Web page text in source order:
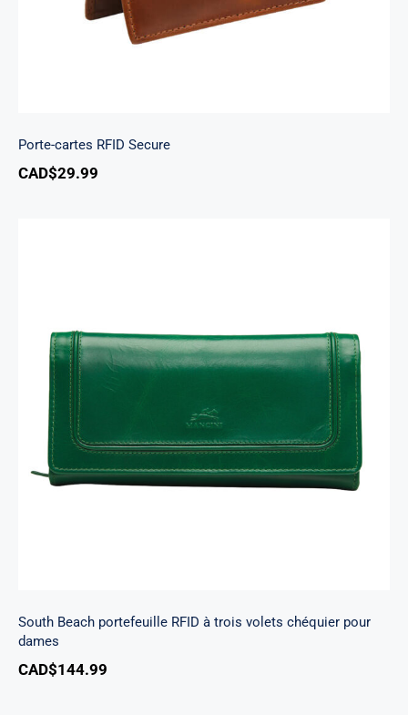
Porte-cartes RFID Secure
CAD$29.99
South Beach portefeuille RFID à trois volets
chéquier pour dames
South Beach portefeuille RFID à trois volets chéquier pour
dames
CAD$144.99